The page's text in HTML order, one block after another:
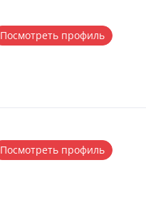
Посмотреть профиль
Посмотреть профиль